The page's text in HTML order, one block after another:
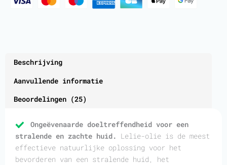
Beschrijving
Aanvullende informatie
Beoordelingen (25)
Ongeëvenaarde doeltreffendheid voor een
stralende en zachte huid. Lelie-olie is de meest
effectieve natuurlijke oplossing voor het
bevorderen van een stralende huid, het